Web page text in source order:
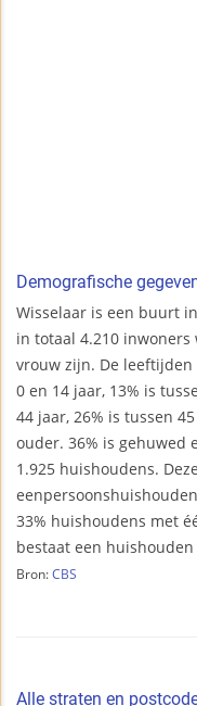
Demografische
Wisselaar is een buurt
in totaal 4.210 inwoners
vrouw zijn. De leeftijden
0 en 14 jaar, 13% is
44 jaar, 26% is tussen
ouder. 36% is gehuwed
1.925 huishoudens.
33% huishoudens met
bestaat een
Bron: CBS
Alle straten en